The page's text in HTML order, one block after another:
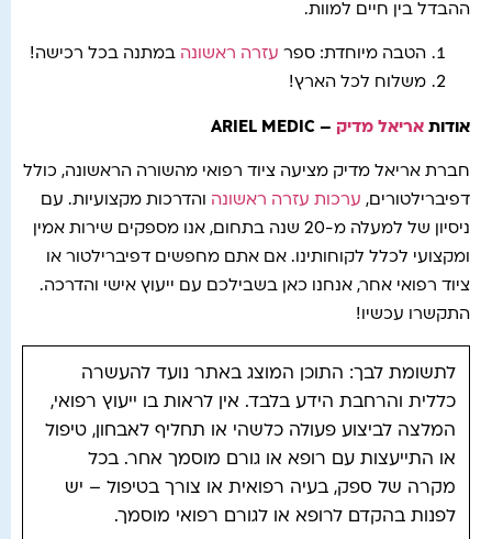
ההבדל בין חיים למוות.
הטבה מיוחדת: ספר עזרה ראשונה במתנה בכל רכישה!
משלוח לכל הארץ!
אודות אריאל מדיק – ARIEL MEDIC
חברת אריאל מדיק מציעה ציוד רפואי מהשורה הראשונה, כולל
דפיברילטורים, ערכות עזרה ראשונה והדרכות מקצועיות. עם
ניסיון של למעלה מ-20 שנה בתחום, אנו מספקים שירות אמין
ומקצועי לכלל לקוחותינו. אם אתם מחפשים דפיברילטור או
ציוד רפואי אחר, אנחנו כאן בשבילכם עם ייעוץ אישי והדרכה.
התקשרו עכשיו!
לתשומת לבך: התוכן המוצג באתר נועד להעשרה
כללית והרחבת הידע בלבד. אין לראות בו ייעוץ רפואי,
המלצה לביצוע פעולה כלשהי או תחליף לאבחון, טיפול
או התייעצות עם רופא או גורם מוסמך אחר. בכל
מקרה של ספק, בעיה רפואית או צורך בטיפול – יש
לפנות בהקדם לרופא או לגורם רפואי מוסמך.